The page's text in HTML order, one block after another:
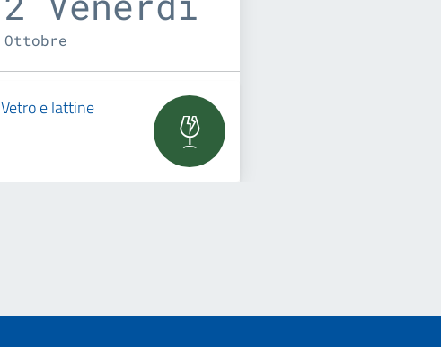
Ottobre
Vetro e lattine